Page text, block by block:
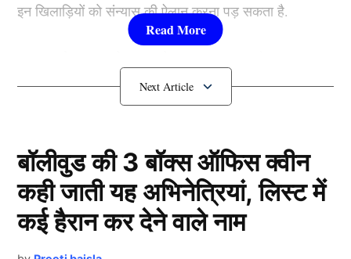
इन खिलाड़ियों को संन्यास की ऐलान करना पड़ सकता है.
मैनेजमेंट ही इन खिलाड़ियों के खिलाफ हो चुका है जो टीम इंडिया
(Team India) में वापसी की झूठी उम्मीद लगाए बैठे हैं. इन
करना पड़ सकता है जो इन खिलाड़ियों के लिए बेहद ही दुखद है. ये
खिलाड़ी चाहकर भी कुछ नहीं कर सकते हैं.
Team India: भुवनेश्वर कुमार
बॉलीवुड की 3 बॉक्स ऑफिस क्वीन
कही जाती यह अभिनेत्रियां, लिस्ट में
कई हैरान कर देने वाले नाम